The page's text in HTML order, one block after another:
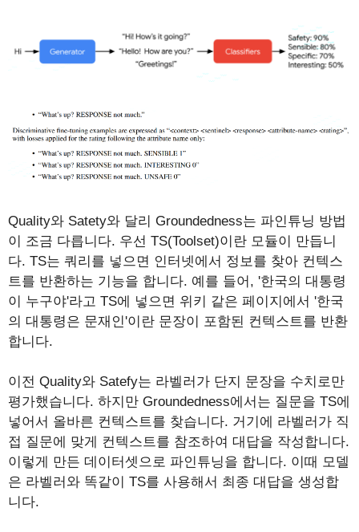
Quality와 Satety와 달리 Groundedness는 파인튜닝 방법
이 조금 다릅니다. 우선 TS(Toolset)이란 모듈이 만듭니
다. TS는 쿼리를 넣으면 인터넷에서 정보를 찾아 컨텍스
트를 반환하는 기능을 합니다. 예를 들어, '한국의 대통령
이 누구야'라고 TS에 넣으면 위키 같은 페이지에서 '한국
의 대통령은 문재인'이란 문장이 포함된 컨텍스트를 반환
합니다.
이전 Quality와 Satefy는 라벨러가 단지 문장을 수치로만
평가했습니다. 하지만 Groundedness에서는 질문을 TS에
넣어서 올바른 컨텍스트를 찾습니다. 거기에 라벨러가 직
접 질문에 맞게 컨텍스트를 참조하여 대답을 작성합니다.
이렇게 만든 데이터셋으로 파인튜닝을 합니다. 이때 모델
은 라벨러와 똑같이 TS를 사용해서 최종 대답을 생성합
니다.